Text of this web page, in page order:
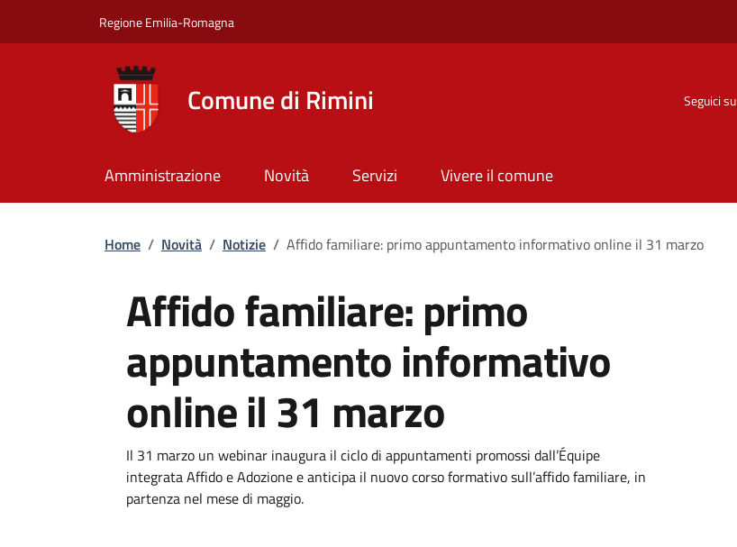
Regione Emilia-Romagna
Comune di Rimini Seguici su
Amministrazione Novità Servizi Vivere il comune
Briciole di pane
Home / Novità / Notizie / Affido familiare: primo appuntamento informativo online il 31 marzo
Affido familiare: primo
appuntamento informativo
online il 31 marzo
Dettagli
Descrizione breve
Il 31 marzo un webinar inaugura il ciclo di appuntamenti promossi dall’Équipe
integrata Affido e Adozione e anticipa il nuovo corso formativo sull’affido familiare, in
partenza nel mese di maggio.